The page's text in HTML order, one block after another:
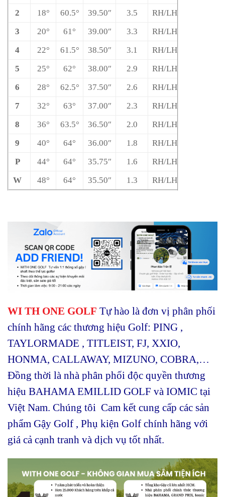
2 18° 60.5° 39.50″ 3.5
RH/LH
3
20° 61° 39.00″ 3.3
RH/LH
4
22° 61.5° 38.50″ 3.1
RH/LH
5
25° 62° 38.00″ 2.9
RH/LH
6
28° 62.5° 37.50″ 2.6
RH/LH
7
32° 63° 37.00″ 2.3
RH/LH
8
36° 63.5° 36.50″ 2.0
RH/LH
9
40° 64° 36.00″ 1.8
RH/LH
P
44° 64° 35.75″ 1.6
RH/LH
W
48° 64° 35.50″ 1.3 RH/LH
WI TH ONE GOLF Tự hào là đơn vị phân phối
chính hãng các thương hiệu Golf: PING ,
TAYLORMADE , TITLEIST, FJ, XXIO,
HONMA, CALLAWAY, MIZUNO, COBRA,…
Đồng thời là nhà phân phối độc quyền thương
hiệu BAHAMA EMILLID GOLF và IOMIC tại
Việt Nam. Chúng tôi Cam kết cung cấp các sản
phẩm Gậy Golf , Phụ kiện Golf chính hãng với
giá cả cạnh tranh và dịch vụ tốt nhất.